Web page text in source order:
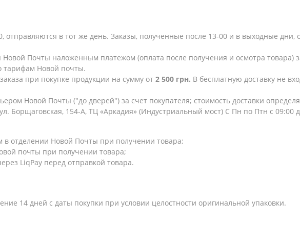
отправляются в тот же день. Заказы, полученные после 13-00 и в выходные
Новой Почты наложенным платежом (оплата после получения и осмотра товара)
тарифам Новой почты.
заказа при покупке продукции на сумму от 2 500 грн. В бесплатную доставку не
Новой Почты ("до дверей") за счет покупателя; стоимость доставки
Борщаговская, 154-А, ТЦ «Аркадия» (Индустриальный мост) С Пн по Птн с 09:00
отделении Новой Почты при получении товара;
почты при получении товара;
LiqPay перед отправкой товара.
14 дней с даты покупки при условии целостности оригинальной упаковки.